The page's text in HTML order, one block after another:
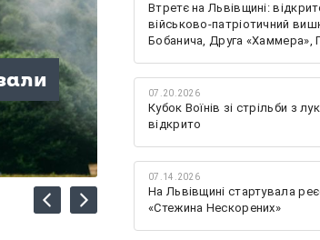
Втретє на Львівщині:
військово-патріотичний
Бобанича, Друга «Хаммера»,
07.20.2026
Кубок Воїнів зі стрільби з
відкрито
07.14.2026
На Львівщині стартувала
«Стежина Нескорених»